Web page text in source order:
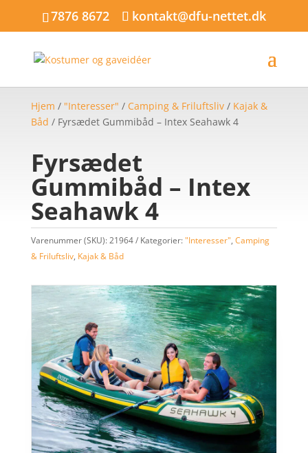
7876 8672 kontakt@dfu-nettet.dk
Hjem / "Interesser" / Camping & Friluftsliv/ Kajak &
Båd / Fyrsædet Gummibåd – Intex Seahawk 4
Fyrsædet
Gummibåd – Intex
Seahawk 4
Varenummer (SKU):21964 Kategorier:"Interesser", Camping
& Friluftsliv, Kajak & Båd